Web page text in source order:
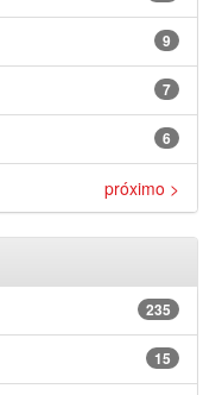
9
7
6
próximo >
235
15